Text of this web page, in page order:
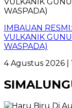
IMBAUAN
VULKANIK
WASPADA)
4 Agustus 2026 |